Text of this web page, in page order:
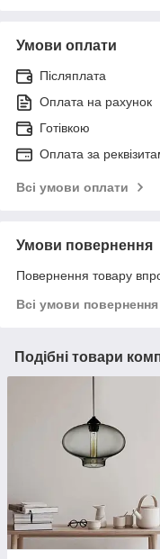
Умови оплати
Післяплата
Оплата на рахунок
Готівкою
Оплата за
Всі умови оплати
Умови повернення
Повернення товару
Всі умови повернення
Подібні товари